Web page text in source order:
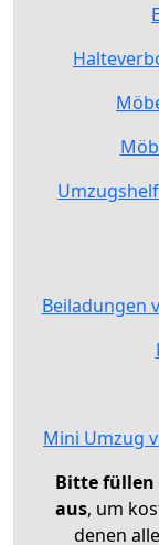
Beiladungen
Mini Umzug
Bitte füllen
aus, um
denen